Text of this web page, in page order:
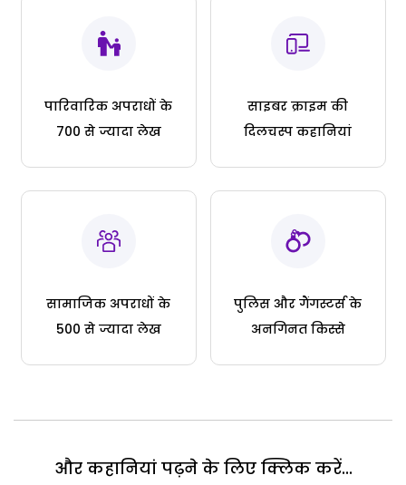
पारिवारिक अपराधों के
700 से ज्यादा लेख
साइबर क्राइम की
दिलचस्प कहानियां
सामाजिक अपराधों के
500 से ज्यादा लेख
पुलिस और गैंगस्टर्स के
अनगिनत किस्से
और कहानियां पढ़ने के लिए क्लिक करें...